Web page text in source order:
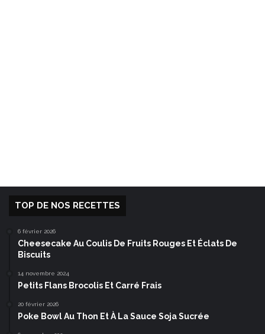
TOP DE NOS RECETTES
6 février 2026
Cheesecake Au Coulis De Fruits Rouges Et Éclats De
Biscuits
14 novembre 2024
Petits Flans Brocolis Et Carré Frais
20 février 2026
Poke Bowl Au Thon Et À La Sauce Soja Sucrée